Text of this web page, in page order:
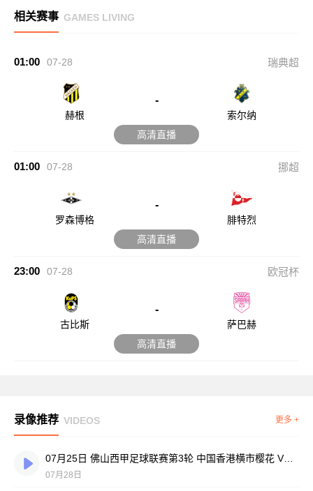
相关赛事 GAMES LIVING
01:00 07-28 瑞典超
赫根
-
索尔纳
高清直播
01:00 07-28 挪超
罗森博格
-
腓特烈
高清直播
23:00 07-28 欧冠杯
古比斯
-
萨巴赫
高清直播
录像推荐 VIDEOS 更多 +
07月25日 佛山西甲足球联赛第3轮 中国香港横市樱花 VS 吉图省实青年 全场录像
07月28日